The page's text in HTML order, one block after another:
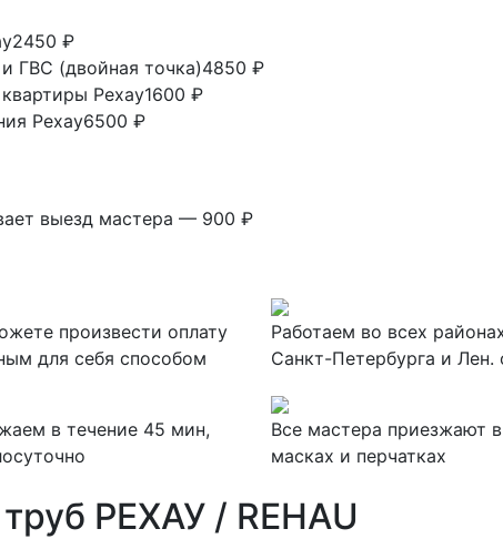
2450 ₽
ГВС (двойная точка)4850 ₽
Рехау1600 ₽
Рехау6500 ₽
выезд мастера — 900 ₽
произвести оплату
для себя способом
Работаем во всех
Санкт-Петербурга и Лен.
в течение 45 мин,
Все мастера приезжают в
масках и перчатках
РЕХАУ / REHAU